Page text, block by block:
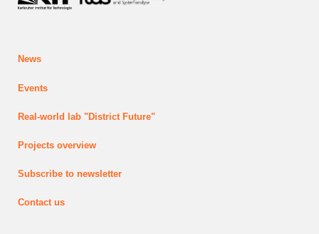
News
Events
Real-world lab "District Future"
Projectsoverview
Subscribe to newsletter
Contact us